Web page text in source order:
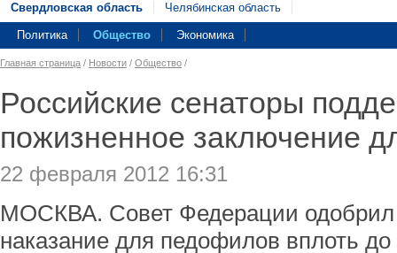
Свердловская область Челябинская область
Политика Общество Экономика
Главная страница / Новости / Общество /
Российские сенаторы
пожизненное заключение
22 февраля 2012 16:31
МОСКВА. Совет Федерации одобрил
наказание для педофилов вплоть